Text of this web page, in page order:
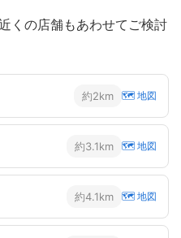
くの店舗もあわせてご検討
約2km 🗺 地図
約3.1km 🗺 地図
約4.1km 🗺 地図